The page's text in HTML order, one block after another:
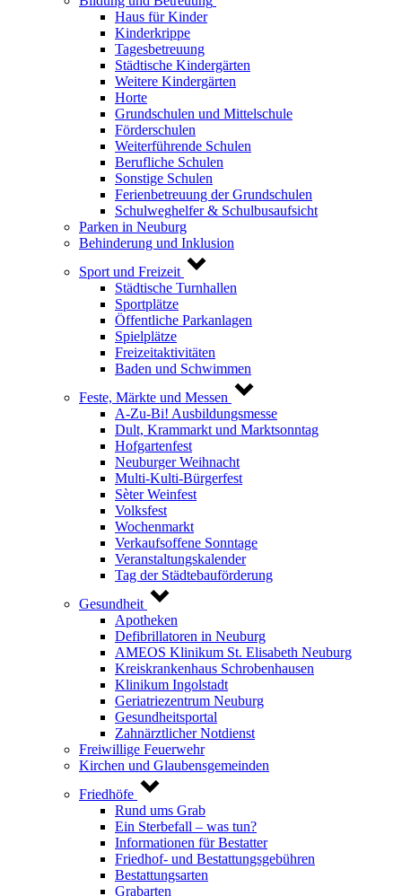
Haus für Kinder
Kinderkrippe
Tagesbetreuung
Städtische Kindergärten
Weitere Kindergärten
Horte
Grundschulen und Mittelschule
Förderschulen
Weiterführende Schulen
Berufliche Schulen
Sonstige Schulen
Ferienbetreuung der Grundschulen
Schulweghelfer & Schulbusaufsicht
Parken in Neuburg
Behinderung und Inklusion
Sport und Freizeit
Städtische Turnhallen
Sportplätze
Öffentliche Parkanlagen
Spielplätze
Freizeitaktivitäten
Baden und Schwimmen
Feste, Märkte und Messen
A-Zu-Bi! Ausbildungsmesse
Dult, Krammarkt und Marktsonntag
Hofgartenfest
Neuburger Weihnacht
Multi-Kulti-Bürgerfest
Sèter Weinfest
Volksfest
Wochenmarkt
Verkaufsoffene Sonntage
Veranstaltungskalender
Tag der Städtebauförderung
Gesundheit
Apotheken
Defibrillatoren in Neuburg
AMEOS Klinikum St. Elisabeth Neuburg
Kreiskrankenhaus Schrobenhausen
Klinikum Ingolstadt
Geriatriezentrum Neuburg
Gesundheitsportal
Zahnärztlicher Notdienst
Freiwillige Feuerwehr
Kirchen und Glaubensgemeinden
Friedhöfe
Rund ums Grab
Ein Sterbefall – was tun?
Informationen für Bestatter
Friedhof- und Bestattungsgebühren
Bestattungsarten
Grabarten